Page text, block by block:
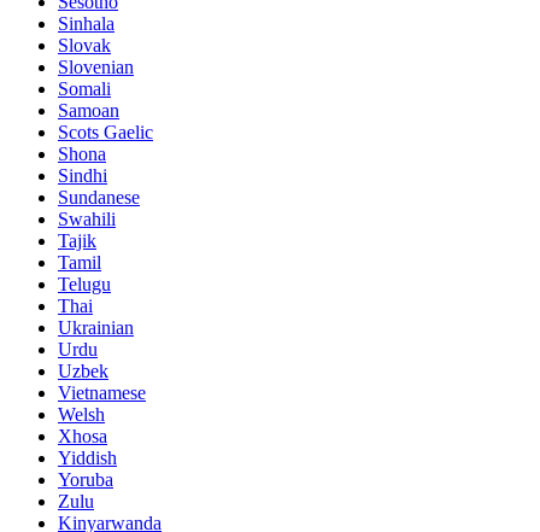
Sinhala
Slovak
Slovenian
Somali
Samoan
Scots Gaelic
Shona
Sindhi
Sundanese
Swahili
Tajik
Tamil
Telugu
Thai
Ukrainian
Urdu
Uzbek
Vietnamese
Welsh
Xhosa
Yiddish
Yoruba
Zulu
Kinyarwanda